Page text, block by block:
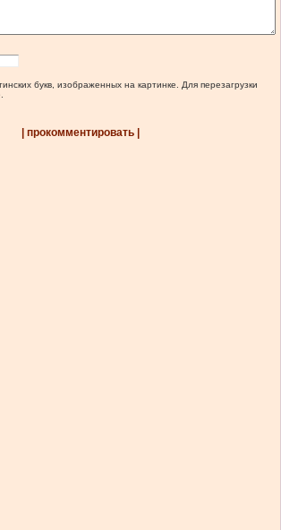
букв, изображенных на картинке. Для перезагрузки
| прокомментировать |